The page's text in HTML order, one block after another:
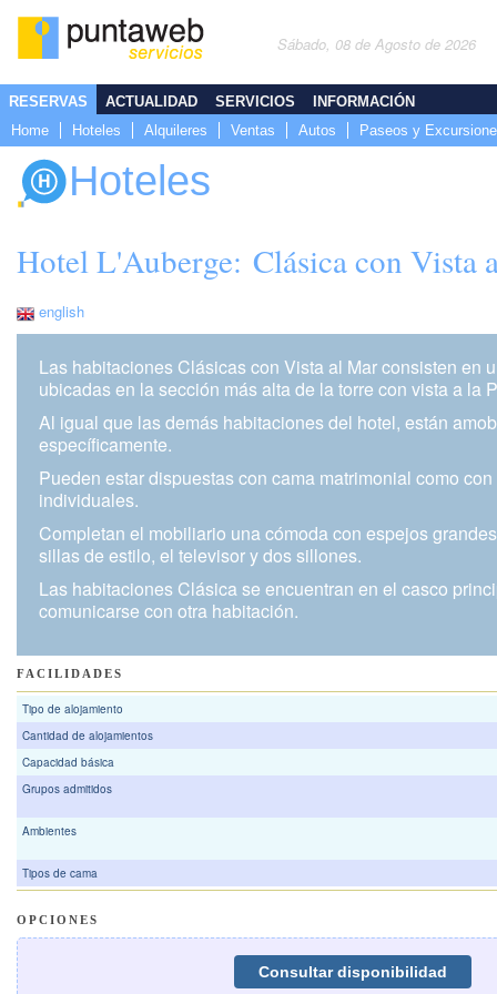
Sábado, 08 de Agosto de 2026
RESERVAS
Home
Hoteles Alquileres Ventas Autos Paseos y
ACTUALIDAD SERVICIOS INFORMACIÓN
Hoteles
Hotel L'Auberge: Clásica con Vista
english
Las habitaciones Clásicas con Vista al Mar consisten en
ubicadas en la sección más alta de la torre con vista a la
Al igual que las demás habitaciones del hotel, están
específicamente.
Pueden estar dispuestas con cama matrimonial como
individuales.
Completan el mobiliario una cómoda con espejos
sillas de estilo, el televisor y dos sillones.
Las habitaciones Clásica se encuentran en el casco
comunicarse con otra habitación.
FACILIDADES
Tipo de alojamiento
Cantidad de alojamientos
Capacidad básica
Grupos admitidos
Ambientes
Tipos de cama
OPCIONES